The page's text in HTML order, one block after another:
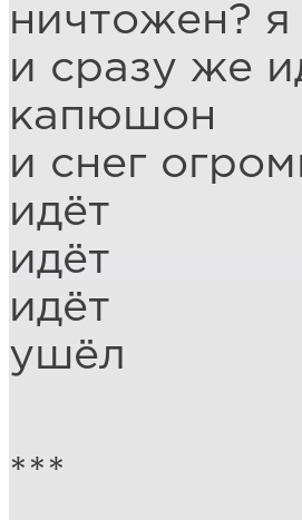
ничтожен?
и сразу же
капюшон
и снег
идёт
идёт
идёт
ушёл
***